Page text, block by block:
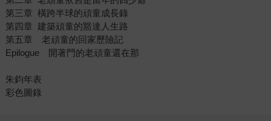
第三章 橫跨半球的頑童成長錄
第四章 建築頑童的豁達人生路
第五章 老頑童的回家歷險記
Epilogue 開著門的老頑童還在那
朱鈞年表
彩色圖錄